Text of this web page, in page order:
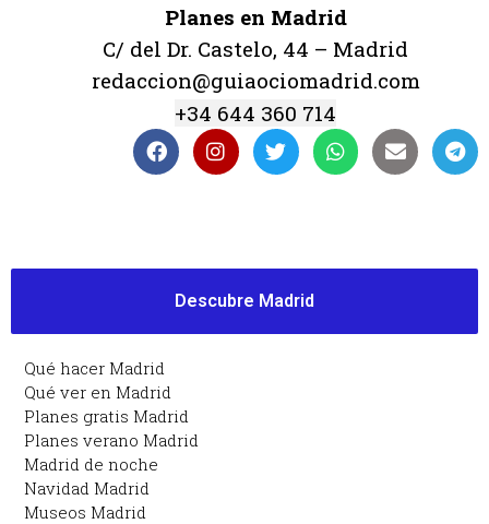
Planes en Madrid
C/ del Dr. Castelo, 44 – Madrid
redaccion@guiaociomadrid.com
+34 644 360 714
Descubre Madrid
Qué hacer Madrid
Qué ver en Madrid
Planes gratis Madrid
Planes verano Madrid
Madrid de noche
Navidad Madrid
Museos Madrid